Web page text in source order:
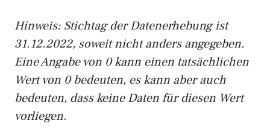
Hinweis: Stichtag der Datenerhebung ist
31.12.2022, soweit nicht anders angegeben.
Eine Angabe von 0 kann einen tatsächlichen
Wert von 0 bedeuten, es kann aber auch
bedeuten, dass keine Daten für diesen Wert
vorliegen.